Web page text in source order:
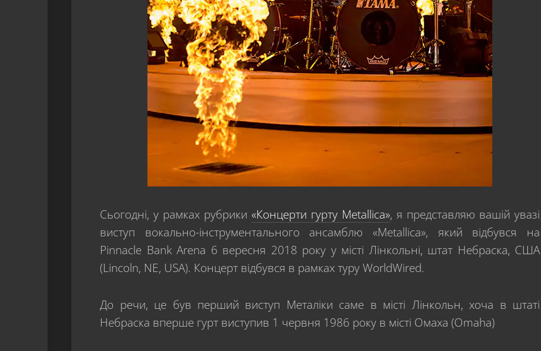
Сьогодні, у рамках рубрики«Концерти гурту Metallica», я представляю вашій увазі
виступ вокально-інструментального ансамблю «Metallica», який відбувся на
Pinnacle Bank Arena 6 вересня 2018 року у місті Лінкольні, штат Небраска, США
(Lincoln, NE, USA). Концерт відбувся в рамках туру WorldWired.
До речи, це був перший виступ Металіки саме в місті Лінкольн, хоча в штаті
Небраска вперше гурт виступив 1 червня 1986 року в місті Омаха (Omaha)